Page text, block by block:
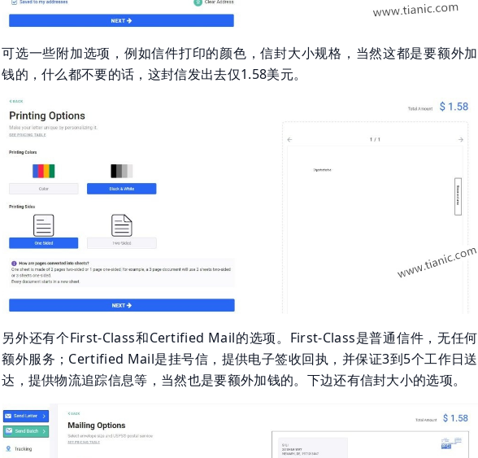
可选一些附加选项，例如信件打印的颜色，信封大小规格，当然这都是要额外加
钱的，什么都不要的话，这封信发出去仅1.58美元。
另外还有个First-Class和Certified Mail的选项。First-Class是普通信件，无任何
额外服务；Certified Mail是挂号信，提供电子签收回执，并保证3到5个工作日送
达，提供物流追踪信息等，当然也是要额外加钱的。下边还有信封大小的选项。